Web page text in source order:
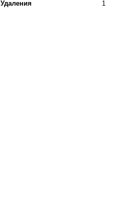
Удаления
1